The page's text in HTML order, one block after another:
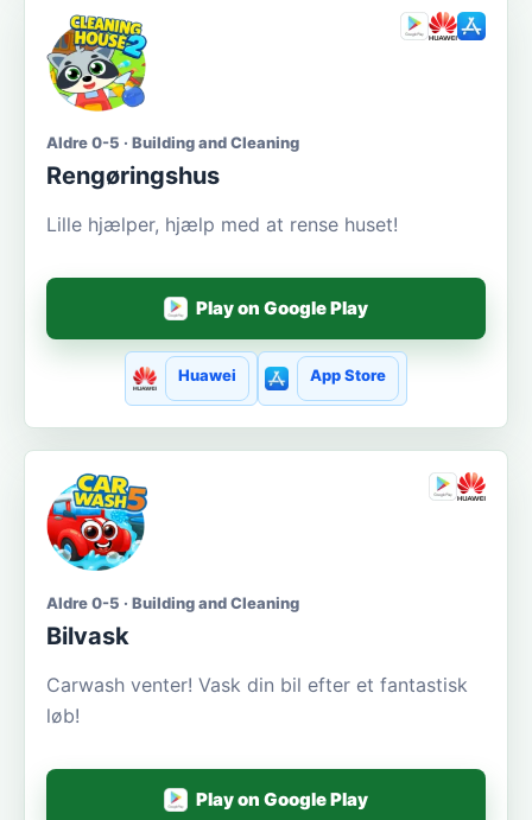
Aldre 0-5 · Building and Cleaning
Rengøringshus
Lille hjælper, hjælp med at rense huset!
Play on Google Play
Huawei App Store
Aldre 0-5 · Building and Cleaning
Bilvask
Carwash venter! Vask din bil efter et fantastisk
løb!
Play on Google Play